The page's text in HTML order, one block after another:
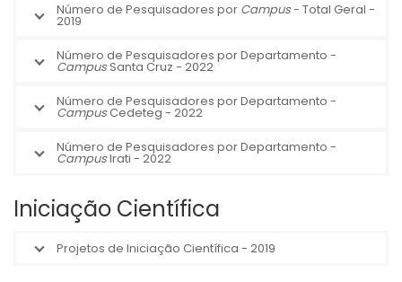
Número de Pesquisadores por Campus- Total Geral -
2019
Número de Pesquisadores por Departamento -
CampusSanta Cruz - 2022
Número de Pesquisadores por Departamento -
CampusCedeteg - 2022
Número de Pesquisadores por Departamento -
CampusIrati - 2022
Iniciação Científica
Projetos de Iniciação Científica - 2019